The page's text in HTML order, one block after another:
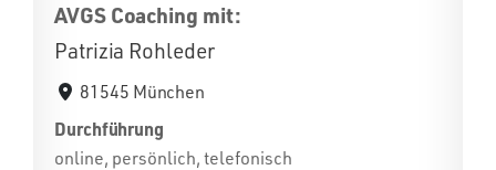
AVGS Coaching mit:
Patrizia Rohleder
81545 München
Durchführung
online, persönlich, telefonisch